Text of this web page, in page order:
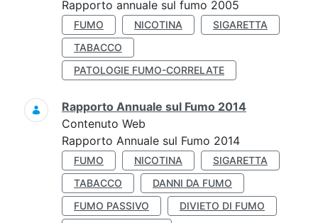
Rapporto annuale sul fumo 2005
FUMO NICOTINA
SIGARETTA
TABACCO
PATOLOGIE FUMO-CORRELATE
Rapporto Annuale sul Fumo 2014
Contenuto Web
Rapporto Annuale sul Fumo 2014
FUMO NICOTINA
SIGARETTA
TABACCO
DANNI DA FUMO
FUMO PASSIVO
DIVIETO DI FUMO